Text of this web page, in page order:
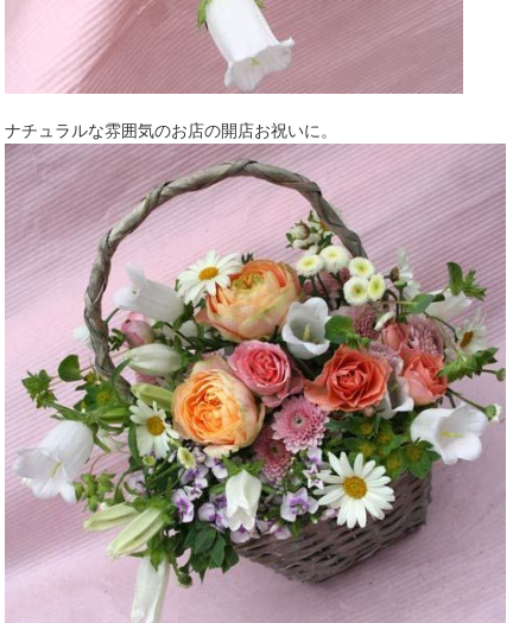
ナチュラルな雰囲気のお店の開店お祝いに。